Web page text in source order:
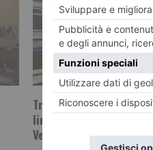
Trenitalia: modifiche
linea Cuneo Fossano
Ventimiglia